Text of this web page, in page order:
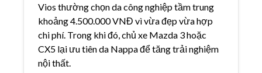
Vios thường chọn da công nghiệp tầm trung
khoảng 4.500.000 VNĐ vì vừa đẹp vừa hợp
chi phí. Trong khi đó, chủ xe Mazda 3 hoặc
CX5 lại ưu tiên da Nappa để tăng trải nghiệm
nội thất.